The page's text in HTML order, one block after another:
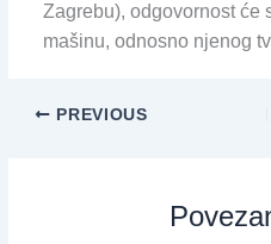
Zagrebu), odgovornost će
mašinu, odnosno njenog
PREVIOUS